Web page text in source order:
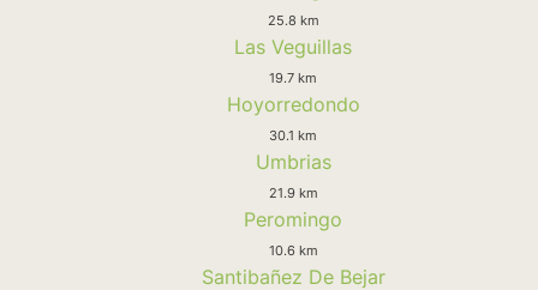
25.8 km
Las Veguillas
19.7 km
Hoyorredondo
30.1 km
Umbrias
21.9 km
Peromingo
10.6 km
Santibañez De Bejar